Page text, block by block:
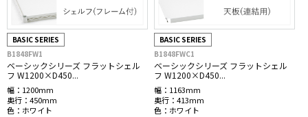
BASIC SERIES
B1848FW1
ベーシックシリーズ フラットシェル
フ W1200×D450...
幅： 1200mm
奥行： 450mm
色： ホワイト
BASIC SERIES
B1848FWC1
ベーシックシリーズ フラットシェル
フ W1200×D450...
幅： 1163mm
奥行： 413mm
色： ホワイト